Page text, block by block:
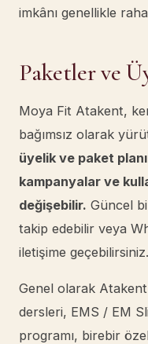
imkânı genellikle
Paketler ve
Moya Fit Atakent,
bağımsız olarak
üyelik ve paket planı
kampanyalar ve
değişebilir. Güncel
takip edebilir veya
iletişime geçebilirsiniz.
Genel olarak
dersleri, EMS / EM
programı, birebir